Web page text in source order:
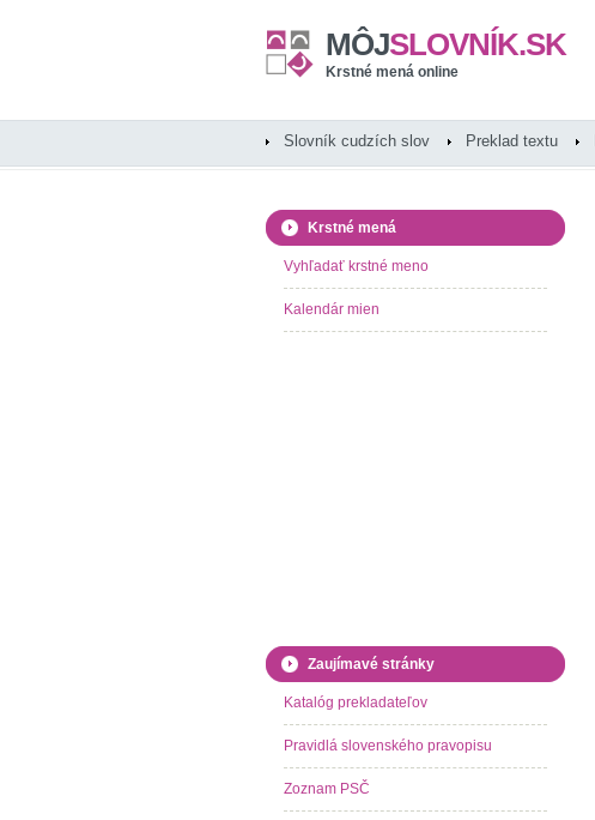
MÔJSLOVNÍK.SK
Krstné mená online
Slovník cudzích slov Preklad textu
Krstné mená
Vyhľadať krstné meno
Kalendár mien
Zaujímavé stránky
Katalóg prekladateľov
Pravidlá slovenského pravopisu
Zoznam PSČ